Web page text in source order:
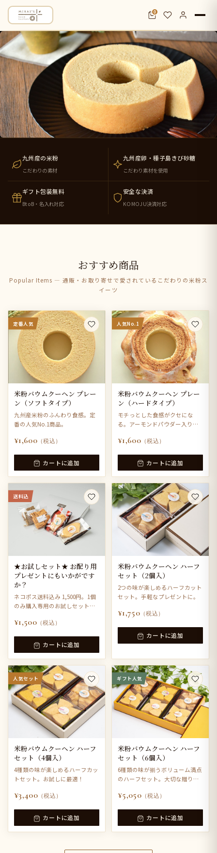
0
米粉バウムクーヘン通販・お取り寄せ｜
九州産の米粉
こだわりの素材
九州産卵・種子島きび砂糖
こだわり素材を使用
ギフト包装無料
BtoB・名入れ対応
安全な決済
KOMOJU決済対応
おすすめ商品
Popular Items — 通販・お取り寄せで愛されているこだわりの米粉ス
イーツ
定番人気
米粉バウムクーヘン プレー
ン（ソフトタイプ）
九州産米粉のふんわり食感。定
番の人気No.1商品。
¥1,600 （税込）
カートに追加
人気No.1
米粉バウムクーヘン プレー
ン（ハードタイプ）
モチっとした食感がクセにな
る。アーモンドパウダー入りで
¥1,600 （税込）
カートに追加
送料込
★お試しセット★ お配り用
プレゼントにもいかがです
か？
ネコポス送料込み 1,500円。1個
のみ購入専用のお試しセットで
¥1,500 （税込）
カートに追加
米粉バウムクーヘン ハーフ
セット（2個入）
2つの味が楽しめるハーフカット
セット。手軽なプレゼントに。
¥1,750 （税込）
カートに追加
人気セット
米粉バウムクーヘン ハーフ
セット（4個入）
4種類の味が楽しめるハーフカッ
トセット。お試しに最適！
¥3,400 （税込）
カートに追加
ギフト人気
米粉バウムクーヘン ハーフ
セット（6個入）
6種類の味が揃うボリューム満点
のハーフセット。大切な贈り物
¥5,050 （税込）
カートに追加